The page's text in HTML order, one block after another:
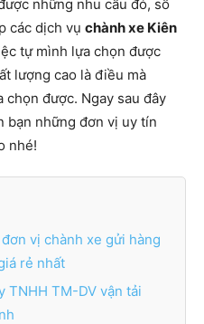
những nhu cầu đó, số
các dịch vụ chành xe Kiên
tự mình lựa chọn được
lượng cao là điều mà
được. Ngay sau đây
bạn những đơn vị uy tín
nhé!
vị chành xe gửi hàng
rẻ nhất
TNHH TM-DV vận tải